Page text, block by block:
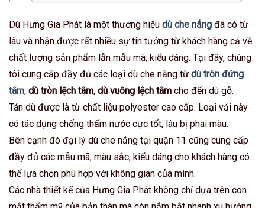
Dù Hưng Gia Phát là một thương hiệu dù che nắng đã có từ
lâu và nhận được rất nhiều sự tin tưởng từ khách hàng cả về
chất lượng sản phẩm lẫn mẫu mã, kiểu dáng. Tại đây, chúng
tôi cung cấp đầy đủ các loại dù che nắng từ dù tròn đứng
tâm, dù tròn lệch tâm, dù vuông lệch tâm cho đến dù gỗ.
Tán dù được là từ chất liệu polyester cao cấp. Loại vải này
có tác dụng chống thấm nước cực tốt, lâu bị phai màu.
Bên cạnh đó đại lý dù che nắng tại quận 11 cũng cung cấp
đầy đủ các mẫu mã, màu sắc, kiểu dáng cho khách hàng có
thể lựa chọn phù hợp với không gian của mình.
Các nhà thiết kế của Hưng Gia Phát không chỉ dựa trên con